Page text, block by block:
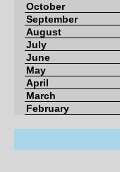
October
September
August
July
June
May
April
March
February